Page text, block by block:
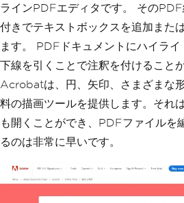
ラインPDFエディタです。 その
付きでテキストボックスを追加また
ます。 PDFドキュメントにハイラ
下線を引くことで注釈を付けること
Acrobatは、円、矢印、さまざまな
料の描画ツールを提供します。それ
も開くことができ、PDFファイルを
るのは非常に早いです。